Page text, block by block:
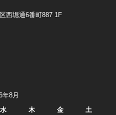
西堀通6番町887 1F
年8月
水 木 金 土